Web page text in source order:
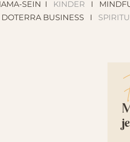
SEIN I KINDER I
BUSINESS I